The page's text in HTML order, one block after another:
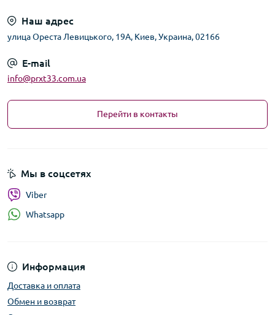
Наш адрес
улица Ореста Левицького, 19А, Киев, Украина, 02166
E-mail
info@prxt33.com.ua
Перейти в контакты
Информация
Доставка и оплата
Обмен и возврат
Мы в соцсетях
Viber
Whatsapp